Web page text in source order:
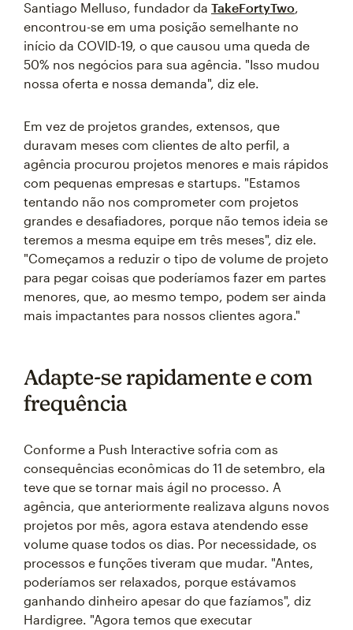
Santiago Melluso, fundador da TakeFortyTwo,
encontrou-se em uma posição semelhante no
início da COVID-19, o que causou uma queda de
50% nos negócios para sua agência. "Isso mudou
nossa oferta e nossa demanda", diz ele.
Em vez de projetos grandes, extensos, que
duravam meses com clientes de alto perfil, a
agência procurou projetos menores e mais rápidos
com pequenas empresas e startups. "Estamos
tentando não nos comprometer com projetos
grandes e desafiadores, porque não temos ideia se
teremos a mesma equipe em três meses", diz ele.
"Começamos a reduzir o tipo de volume de projeto
para pegar coisas que poderíamos fazer em partes
menores, que, ao mesmo tempo, podem ser ainda
mais impactantes para nossos clientes agora."
Adapte-se rapidamente e com
frequência
Conforme a Push Interactive sofria com as
consequências econômicas do 11 de setembro, ela
teve que se tornar mais ágil no processo. A
agência, que anteriormente realizava alguns novos
projetos por mês, agora estava atendendo esse
volume quase todos os dias. Por necessidade, os
processos e funções tiveram que mudar. "Antes,
poderíamos ser relaxados, porque estávamos
ganhando dinheiro apesar do que fazíamos", diz
Hardigree. "Agora temos que executar